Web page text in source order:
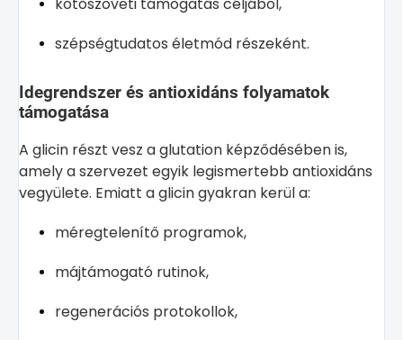
szépségtudatos életmód részeként.
Idegrendszer és antioxidáns folyamatok
támogatása
A glicin részt vesz a glutation képződésében is,
amely a szervezet egyik legismertebb antioxidáns
vegyülete. Emiatt a glicin gyakran kerül a:
méregtelenítő programok,
májtámogató rutinok,
regenerációs protokollok,